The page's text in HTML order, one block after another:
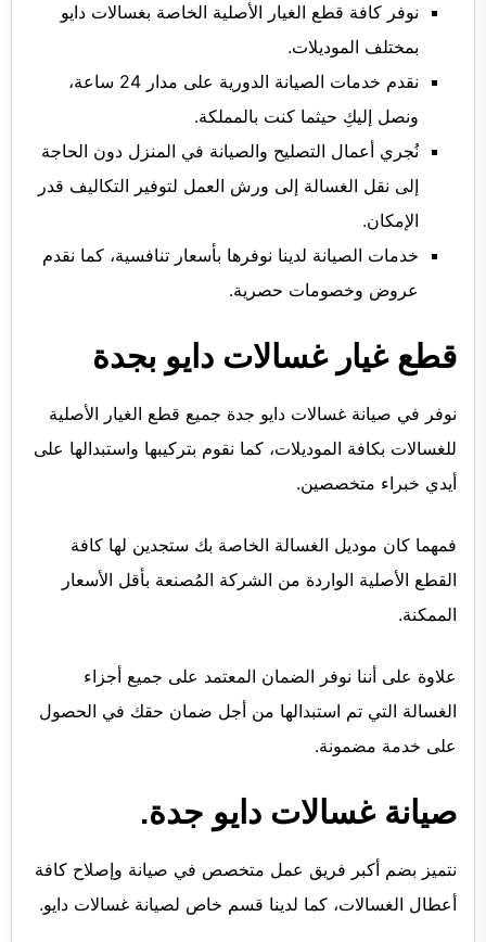
نوفر كافة قطع الغيار الأصلية الخاصة بغسالات دايو
بمختلف الموديلات.
نقدم خدمات الصيانة الدورية على مدار 24 ساعة،
ونصل إليكِ حيثما كنت بالمملكة.
نُجري أعمال التصليح والصيانة في المنزل دون الحاجة
إلى نقل الغسالة إلى ورش العمل لتوفير التكاليف قدر
الإمكان.
خدمات الصيانة لدينا نوفرها بأسعار تنافسية، كما نقدم
عروض وخصومات حصرية.
قطع غيار غسالات دايو بجدة
نوفر في صيانة غسالات دايو جدة جميع قطع الغيار الأصلية
للغسالات بكافة الموديلات، كما نقوم بتركيبها واستبدالها على
أيدي خبراء متخصصين.
فمهما كان موديل الغسالة الخاصة بك ستجدين لها كافة
القطع الأصلية الواردة من الشركة المُصنعة بأقل الأسعار
الممكنة.
علاوة على أننا نوفر الضمان المعتمد على جميع أجزاء
الغسالة التي تم استبدالها من أجل ضمان حقك في الحصول
على خدمة مضمونة.
صيانة غسالات دايو جدة.
نتميز بضم أكبر فريق عمل متخصص في صيانة وإصلاح كافة
أعطال الغسالات، كما لدينا قسم خاص لصيانة غسالات دايو.